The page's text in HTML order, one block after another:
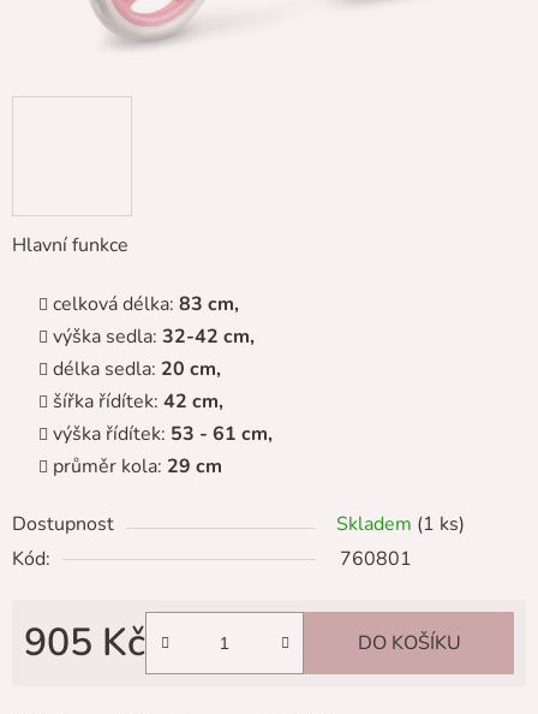
Hlavní funkce
celková délka: 83 cm,
výška sedla: 32-42 cm,
délka sedla: 20 cm,
šířka řídítek: 42 cm,
výška řídítek: 53 - 61 cm,
průměr kola: 29 cm
Dostupnost Skladem (1 ks)
Kód:
760801
905 Kč DO KOŠÍKU